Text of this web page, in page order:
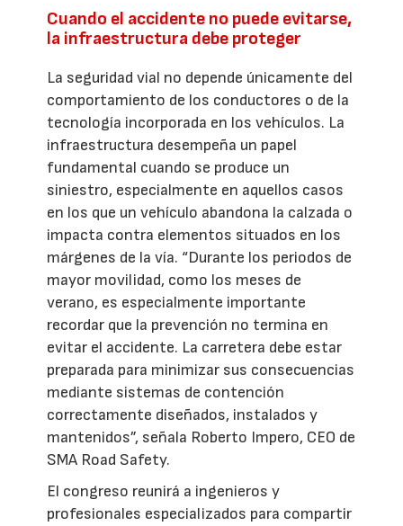
Cuando el accidente no puede evitarse,
la infraestructura debe proteger
La seguridad vial no depende únicamente del
comportamiento de los conductores o de la
tecnología incorporada en los vehículos. La
infraestructura desempeña un papel
fundamental cuando se produce un
siniestro, especialmente en aquellos casos
en los que un vehículo abandona la calzada o
impacta contra elementos situados en los
márgenes de la vía. “Durante los periodos de
mayor movilidad, como los meses de
verano, es especialmente importante
recordar que la prevención no termina en
evitar el accidente. La carretera debe estar
preparada para minimizar sus consecuencias
mediante sistemas de contención
correctamente diseñados, instalados y
mantenidos”, señala Roberto Impero, CEO de
SMA Road Safety.
El congreso reunirá a ingenieros y
profesionales especializados para compartir